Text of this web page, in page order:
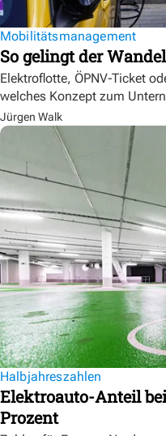
Mobilitätsmanagement
So gelingt der
Elektroflotte, ÖPNV-Ticket
welches Konzept zum
Jürgen Walk
Halbjahreszahlen
Elektroauto-Anteil
Prozent